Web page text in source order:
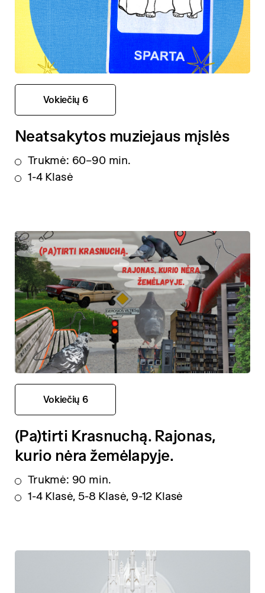
Vokiečių 6
Neatsakytos muziejaus mįslės
Trukmė: 60–90 min.
1-4 Klasė
Vokiečių 6
(Pa)tirti Krasnuchą. Rajonas,
kurio nėra žemėlapyje.
Trukmė: 90 min.
1-4 Klasė, 5-8 Klasė, 9-12 Klasė